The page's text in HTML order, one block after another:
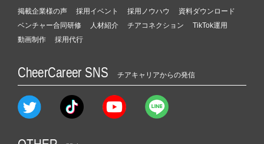
掲載企業様の声 採用イベント 採用ノウハウ
資料ダウンロード
ベンチャー合同研修
人材紹介 チアコネクション
TikTok運用
動画制作
採用代行
CheerCareer SNS チアキャリアからの発信